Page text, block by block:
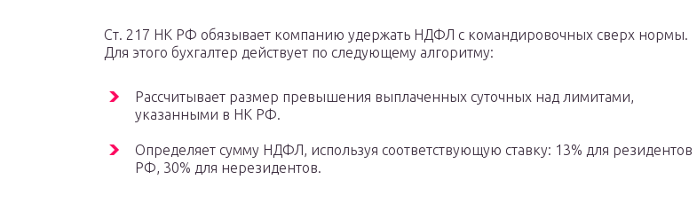
Ст. 217 НК РФ обязывает компанию удержать НДФЛ с командировочных сверх нормы.
Для этого бухгалтер действует по следующему алгоритму:
Рассчитывает размер превышения выплаченных суточных над лимитами,
указанными в НК РФ.
Определяет сумму НДФЛ, используя соответствующую ставку: 13% для резидентов
РФ, 30% для нерезидентов.